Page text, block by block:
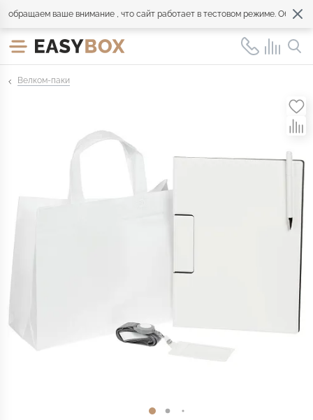
ваше внимание , что сайт работает в тестовом режиме.
Велком-паки